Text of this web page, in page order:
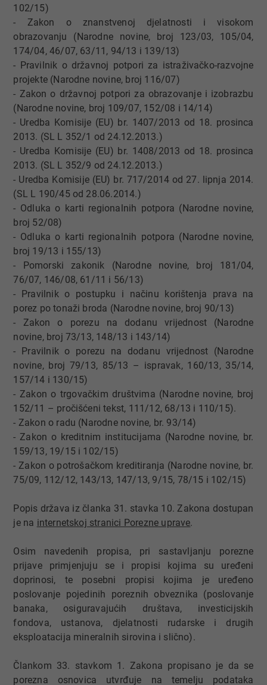
102/15)
- Zakon o znanstvenoj djelatnosti i visokom
obrazovanju (Narodne novine, broj 123/03, 105/04,
174/04, 46/07, 63/11, 94/13 i 139/13)
- Pravilnik o državnoj potpori za istraživačko-razvojne
projekte (Narodne novine, broj 116/07)
- Zakon o državnoj potpori za obrazovanje i izobrazbu
(Narodne novine, broj 109/07, 152/08 i 14/14)
- Uredba Komisije (EU) br. 1407/2013 od 18. prosinca
2013. (SL L 352/1 od 24.12.2013.)
- Uredba Komisije (EU) br. 1408/2013 od 18. prosinca
2013. (SL L 352/9 od 24.12.2013.)
- Uredba Komisije (EU) br. 717/2014 od 27. lipnja 2014.
(SL L 190/45 od 28.06.2014.)
- Odluka o karti regionalnih potpora (Narodne novine,
broj 52/08)
- Odluka o karti regionalnih potpora (Narodne novine,
broj 19/13 i 155/13)
- Pomorski zakonik (Narodne novine, broj 181/04,
76/07, 146/08, 61/11 i 56/13)
- Pravilnik o postupku i načinu korištenja prava na
porez po tonaži broda (Narodne novine, broj 90/13)
- Zakon o porezu na dodanu vrijednost (Narodne
novine, broj 73/13, 148/13 i 143/14)
- Pravilnik o porezu na dodanu vrijednost (Narodne
novine, broj 79/13, 85/13 – ispravak, 160/13, 35/14,
157/14 i 130/15)
- Zakon o trgovačkim društvima (Narodne novine, broj
152/11 – pročišćeni tekst, 111/12, 68/13 i 110/15).
- Zakon o radu (Narodne novine, br. 93/14)
- Zakon o kreditnim institucijama (Narodne novine, br.
159/13, 19/15 i 102/15)
- Zakon o potrošačkom kreditiranja (Narodne novine, br.
75/09, 112/12, 143/13, 147/13, 9/15, 78/15 i 102/15)
Popis država iz članka 31. stavka 10. Zakona dostupan
je na internetskoj stranici Porezne uprave.
Osim navedenih propisa, pri sastavljanju porezne
prijave primjenjuju se i propisi kojima su uređeni
doprinosi, te posebni propisi kojima je uređeno
poslovanje pojedinih poreznih obveznika (poslovanje
banaka, osiguravajućih društava, investicijskih
fondova, ustanova, djelatnosti rudarske i drugih
eksploatacija mineralnih sirovina i slično).
Člankom 33. stavkom 1. Zakona propisano je da se
porezna osnovica utvrđuje na temelju podataka